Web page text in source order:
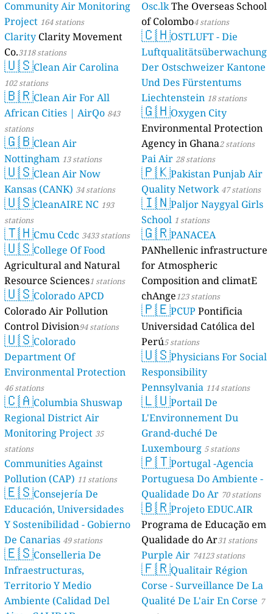
Community Air Monitoring
Project 164 stations
Clarity Clarity Movement
Co.3118 stations
🇺🇸Clean Air Carolina
102 stations
🇧🇷Clean Air For All
African Cities | AirQo 843
stations
🇬🇧Clean Air
Nottingham 13 stations
🇺🇸Clean Air Now
Kansas (CANK) 34 stations
🇺🇸CleanAIRE NC 193
stations
🇹🇭Cmu Ccdc 3433 stations
🇺🇸College Of Food
Agricultural and Natural
Resource Sciences1 stations
🇺🇸Colorado APCD
Colorado Air Pollution
Control Division94 stations
🇺🇸Colorado
Department Of
Environmental Protection
46 stations
🇨🇦Columbia Shuswap
Regional District Air
Monitoring Project 35
stations
Communities Against
Pollution (CAP) 11 stations
🇪🇸Consejería De
Educación, Universidades
Y Sostenibilidad - Gobierno
De Canarias 49 stations
🇪🇸Conselleria De
Infraestructuras,
Territorio Y Medio
Ambiente (Calidad Del
Osc.lkThe Overseas School
of Colombo4 stations
🇨🇭OSTLUFT - Die
Luftqualitätsüberwachung
Der Ostschweizer Kantone
Und Des Fürstentums
Liechtenstein 18 stations
🇬🇭Oxygen City
Environmental Protection
Agency in Ghana2 stations
Pai Air 28 stations
🇵🇰Pakistan Punjab Air
Quality Network 47 stations
🇮🇳Paljor Naygyal Girls
School 1 stations
🇬🇷PANACEA
PANhellenic infrastructure
for Atmospheric
Composition and climatE
chAnge123 stations
🇵🇪PCUP Pontificia
Universidad Católica del
Perú5 stations
🇺🇸Physicians For Social
Responsibility
Pennsylvania 114 stations
🇱🇺Portail De
L'Environnement Du
Grand-duché De
Luxembourg 5 stations
🇵🇹Portugal -Agencia
Portuguesa Do Ambiente -
Qualidade Do Ar 70 stations
🇧🇷Projeto EDUC.AIR
Programa de Educação em
Qualidade do Ar31 stations
Purple Air 74123 stations
🇫🇷Qualitair Région
Corse - Surveillance De La
Qualité De L'air En Corse 7